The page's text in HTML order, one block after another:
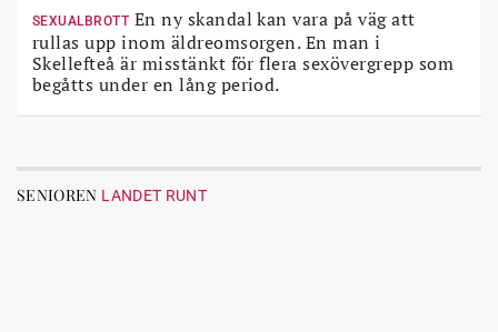
SEXUALBROTT En ny skandal kan vara på väg att
rullas upp inom äldreomsorgen. En man i
Skellefteå är misstänkt för flera sexövergrepp som
begåtts under en lång period.
SENIOREN LANDET RUNT